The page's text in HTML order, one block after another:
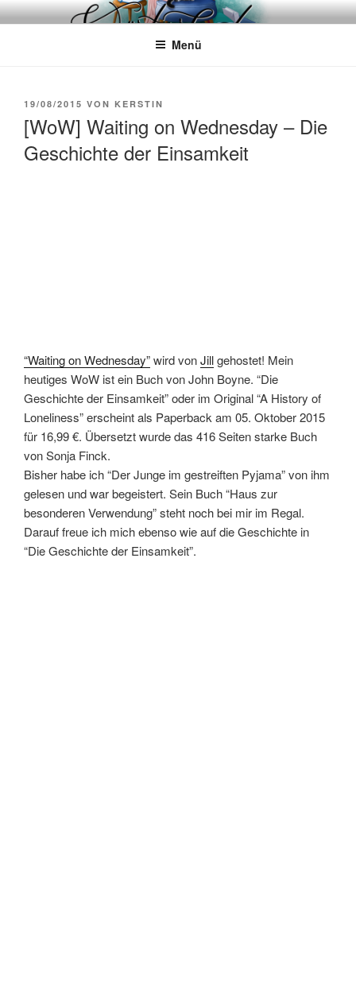
Zum
InhaltWÖRTERKATZE
Von Büchern erzählen
Menü
VERÖFFENTLICHT
19/08/2015 VON KERSTIN
[WoW] Waiting on Wednesday – Die
Geschichte der Einsamkeit
“Waiting on Wednesday”wird vonJillgehostet! Mein
heutiges WoW ist ein Buch von John Boyne. “Die
Geschichte der Einsamkeit” oder im Original “A History of
Loneliness” erscheint als Paperback am 05. Oktober 2015
für 16,99 €. Übersetzt wurde das 416 Seiten starke Buch
von Sonja Finck.
Bisher habe ich “Der Junge im gestreiften Pyjama” von ihm
gelesen und war begeistert. Sein Buch “Haus zur
besonderen Verwendung” steht noch bei mir im Regal.
Darauf freue ich mich ebenso wie auf die Geschichte in
“Die Geschichte der Einsamkeit”.